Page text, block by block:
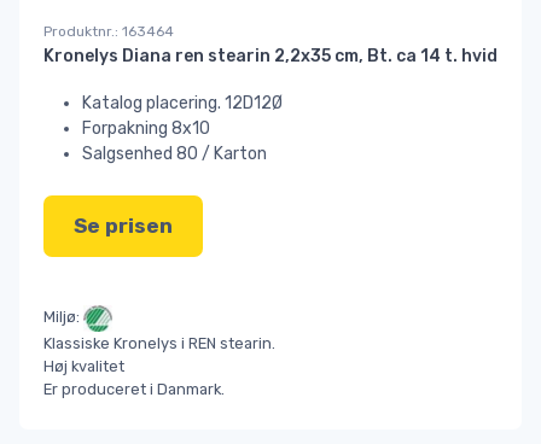
Produktnr.: 163464
Kronelys Diana ren stearin 2,2x35 cm, Bt. ca 14 t. hvid
Katalog placering. 12D12Ø
Forpakning 8x10
Salgsenhed 80 / Karton
Se prisen
Miljø:
Klassiske Kronelys i REN stearin.
Høj kvalitet
Er produceret i Danmark.